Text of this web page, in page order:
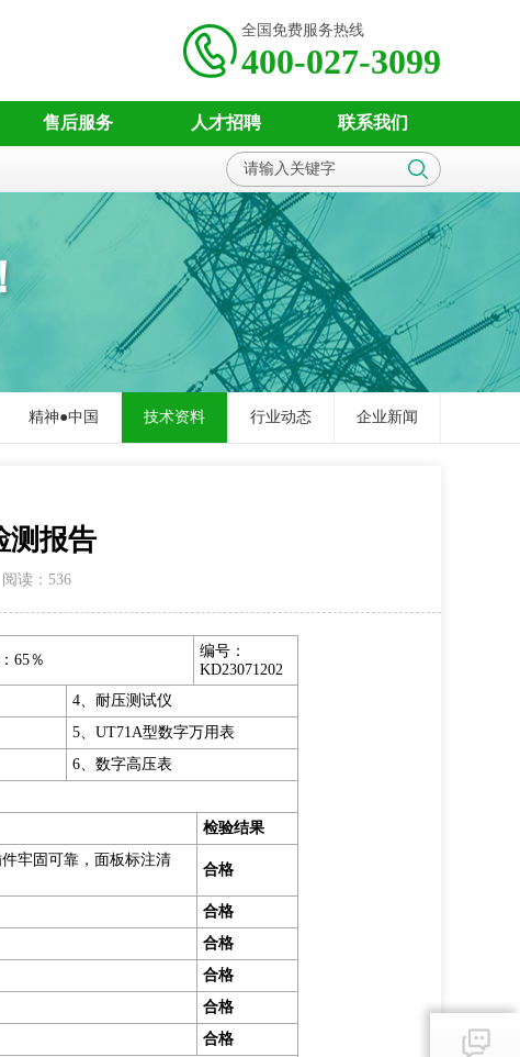
全国免费服务热线
400-027-3099
售后服务 人才招聘 联系我们
精神●中国 技术资料 行业动态 企业新闻
测报告
阅读： 536
65％
编号：
KD23071202
4、耐压测试仪
5、UT71A型数字万用表
6、数字高压表
检验结果
牢固可靠，面板标注清
合格
合格
合格
合格
合格
合格